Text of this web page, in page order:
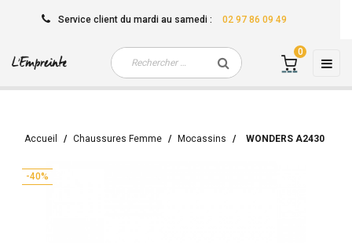
Service client du mardi au samedi : 02 97 86 09 49
☰
0
Accueil Chaussures Femme Mocassins WONDERS A2430
-40%